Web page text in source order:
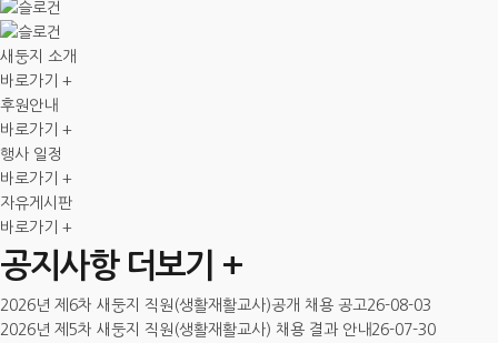
새둥지 소개
바로가기 +
후원안내
바로가기 +
행사 일정
바로가기 +
자유게시판
바로가기 +
공지사항 더보기 +
2026년 제6차 새둥지 직원(생활재활교사)공개 채용 공고26-08-03
2026년 제5차 새둥지 직원(생활재활교사) 채용 결과 안내26-07-30